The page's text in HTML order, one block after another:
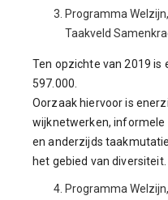
Programma
Taakveld
Ten opzichte van 2019 is
597.000.
Oorzaak hiervoor is
wijknetwerken, informele
en anderzijds
het gebied van diversiteit.
Programma